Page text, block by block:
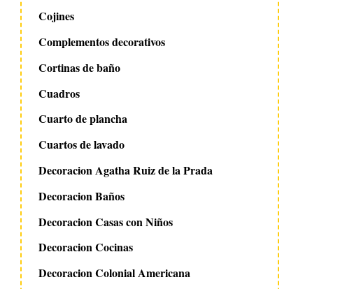
Cojines
Complementos decorativos
Cortinas de baño
Cuadros
Cuarto de plancha
Cuartos de lavado
Decoracion Agatha Ruiz de la Prada
Decoracion Baños
Decoracion Casas con Niños
Decoracion Cocinas
Decoracion Colonial Americana